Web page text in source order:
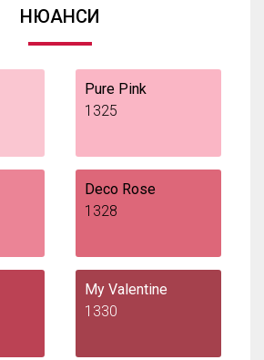
НЮАНСИ
Pure Pink
1325
Deco Rose
1328
My Valentine
1330